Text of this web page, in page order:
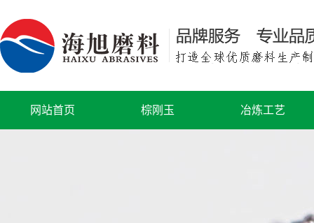
网站首页 棕刚玉 冶炼工艺